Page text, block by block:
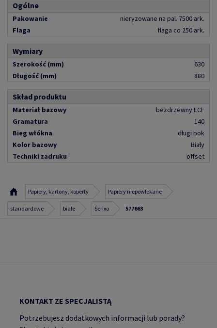
Ogólne
Pakowanie
nieryzowane na pal. 7500 ark.
Flaga
flaga co 250 ark.
Wymiary
Szerokość (mm)
630
Długość (mm)
880
Skład produktu
Materiał bazowy
bezdrzewny ECF
Gramatura
140
Bieg włókna
długi bok
Kolor bazowy
Biały
Techniki zadruku
offset
Papiery, kartony, koperty Papiery niepowlekane
standardowe białe Serixo 577663
KONTAKT ZE SPECJALISTĄ
Potrzebujesz dodatkowych informacji lub porady?